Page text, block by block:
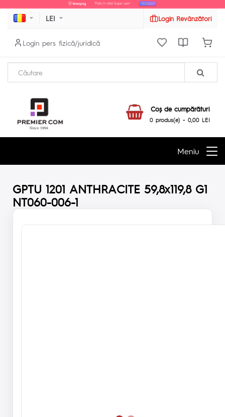
LEI Login Revânzători
Login pers fizică/juridică
Coş de cumpărături
0 produs(e) - 0,00 LEI
Meniu
GPTU 1201 ANTHRACITE 59,8x119,8 G1
NT060-006-1